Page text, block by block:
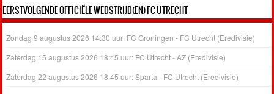
EERSTVOLGENDE OFFICIËLE WEDSTRIJD(EN) FC UTRECHT
Zondag 9 augustus 2026 14:30 uur: FC Groningen - FC Utrecht (Eredivisie)
Zaterdag 15 augustus 2026 18:45 uur: FC Utrecht - AZ (Eredivisie)
Zaterdag 22 augustus 2026 18:45 uur: Sparta - FC Utrecht (Eredivisie)